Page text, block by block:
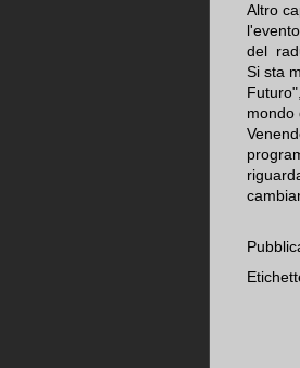
Altro
del
Si sta
mondo